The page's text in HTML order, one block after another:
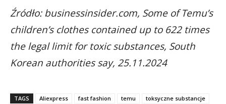
Źródło: businessinsider.com, Some of Temu’s
children’s clothes contained up to 622 times
the legal limit for toxic substances, South
Korean authorities say, 25.11.2024
TAGS Aliexpress fast fashion temu
toksyczne substancje